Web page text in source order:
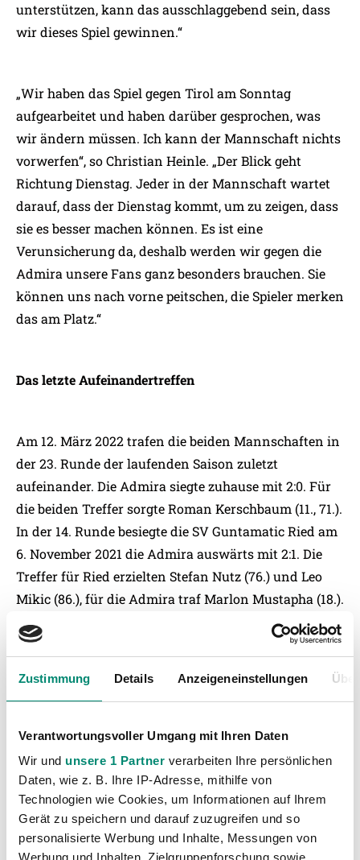
Zustimmung Details Anzeigeneinstellungen
Verantwortungsvoller Umgang mit Ihren Daten
Wir und unsere 1 Partner verarbeiten Ihre persönlichen
Daten, wie z. B. Ihre IP-Adresse, mithilfe von
Technologien wie Cookies, um Informationen auf Ihrem
Gerät zu speichern und darauf zuzugreifen und so
personalisierte Werbung und Inhalte, Messungen von
Werbung und Inhalten, Zielgruppenforschung sowie
unterstützen, kann das ausschlaggebend sein, dass
wir dieses Spiel gewinnen.“
„Wir haben das Spiel gegen Tirol am Sonntag
aufgearbeitet und haben darüber gesprochen, was
wir ändern müssen. Ich kann der Mannschaft nichts
vorwerfen“, so Christian Heinle. „Der Blick geht
Richtung Dienstag. Jeder in der Mannschaft wartet
darauf, dass der Dienstag kommt, um zu zeigen, dass
sie es besser machen können. Es ist eine
Verunsicherung da, deshalb werden wir gegen die
Admira unsere Fans ganz besonders brauchen. Sie
können uns nach vorne peitschen, die Spieler merken
das am Platz.“
Das letzte Aufeinandertreffen
Am 12. März 2022 trafen die beiden Mannschaften in
der 23. Runde der laufenden Saison zuletzt
aufeinander. Die Admira siegte zuhause mit 2:0. Für
die beiden Treffer sorgte Roman Kerschbaum (11., 71.).
In der 14. Runde besiegte die SV Guntamatic Ried am
6. November 2021 die Admira auswärts mit 2:1. Die
Treffer für Ried erzielten Stefan Nutz (76.) und Leo
Mikic (86.), für die Admira traf Marlon Mustapha (18.).
Auch im ersten Spiel in dieser Saison gegen die
Admira gewann die SV Ried am 7. August mit 2:1.
Ried, Marlon Mustapha (72.) für die Admira.
Die SV Guntamatic Ried und Admira Wacker trafen
in der Bundesliga bisher 59 Mal aufeinander. Ried
siegte in 25 Spielen, 20 Spiele endeten mit einem